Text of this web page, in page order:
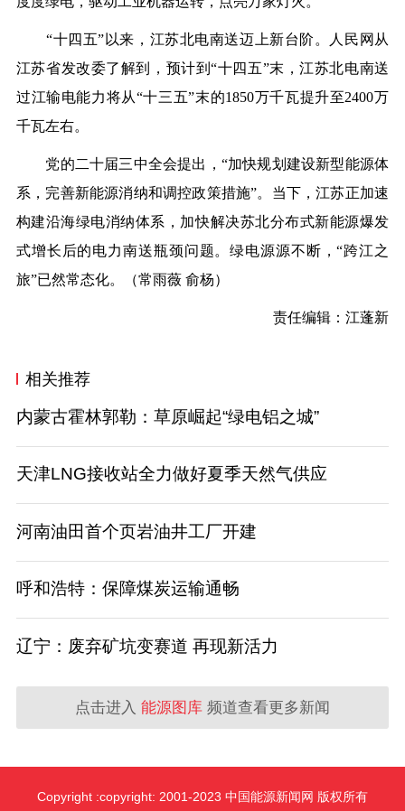
“十四五”以来，江苏北电南送迈上新台阶。人民网从
江苏省发改委了解到，预计到“十四五”末，江苏北电南送
过江输电能力将从“十三五”末的1850万千瓦提升至2400万
千瓦左右。
党的二十届三中全会提出，“加快规划建设新型能源体
系，完善新能源消纳和调控政策措施”。当下，江苏正加速
构建沿海绿电消纳体系，加快解决苏北分布式新能源爆发
式增长后的电力南送瓶颈问题。绿电源源不断，“跨江之
旅”已然常态化。（常雨薇 俞杨）
责任编辑：江蓬新
相关推荐
内蒙古霍林郭勒：草原崛起“绿电铝之城”
天津LNG接收站全力做好夏季天然气供应
河南油田首个页岩油井工厂开建
呼和浩特：保障煤炭运输通畅
辽宁：废弃矿坑变赛道 再现新活力
点击进入 能源图库 频道查看更多新闻
Copyright :copyright: 2001-2023 中国能源新闻网 版权所有